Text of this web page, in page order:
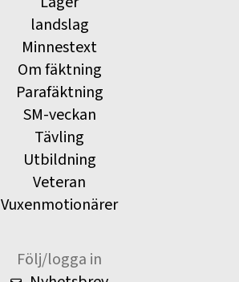
landslag
Minnestext
Om fäktning
Parafäktning
SM-veckan
Tävling
Utbildning
Veteran
Vuxenmotionärer
Följ/logga in